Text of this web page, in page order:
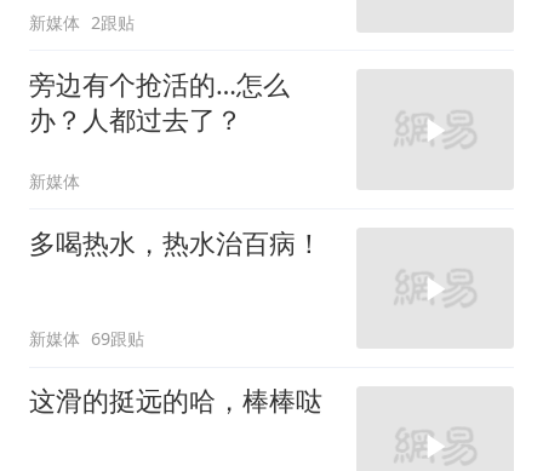
新媒体 2跟贴
旁边有个抢活的…怎么
办？人都过去了？
新媒体
多喝热水，热水治百病！
新媒体 69跟贴
这滑的挺远的哈，棒棒哒